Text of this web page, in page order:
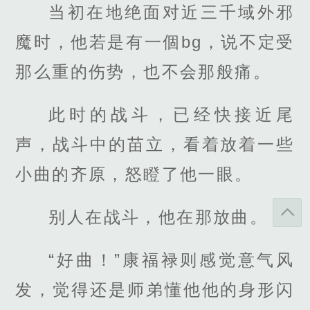
当初在地绝面对近三千域外邪
魔时，他若是有一個bg，说不定受
那么重的伤势，也不会那般痛。
此时的战斗，已经快接近尾
声，战斗中的苗立，看着放着一些
小曲的齐原，怒瞪了他一眼。
别人在战斗，他在那放曲。
“好曲！”康福禄则感觉意气风
发，觉得还是师弟懂他他的身形闪